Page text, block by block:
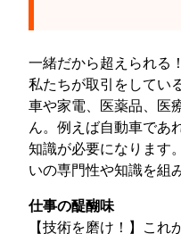
一緒だから超えられる
私たちが取引をしてい
車や家電、医薬品、医
ん。例えば自動車であ
知識が必要になります
いの専門性や知識を組
仕事の醍醐味
【技術を磨け！】こ